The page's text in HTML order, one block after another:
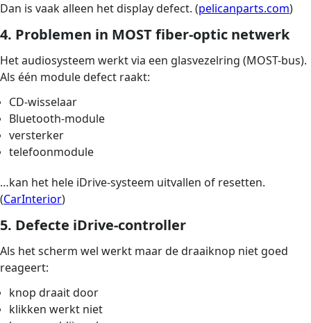
Dan is vaak alleen het display defect. (pelicanparts.com)
4. Problemen in MOST fiber-optic netwerk
Het audiosysteem werkt via een glasvezelring (MOST-bus).
Als één module defect raakt:
CD-wisselaar
Bluetooth-module
versterker
telefoonmodule
…kan het hele iDrive-systeem uitvallen of resetten.
(CarInterior)
5. Defecte iDrive-controller
Als het scherm wel werkt maar de draaiknop niet goed
reageert:
knop draait door
klikken werkt niet